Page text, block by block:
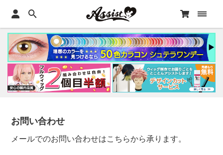
お問い合わせ
メールでのお問い合わせはこちらから承ります。